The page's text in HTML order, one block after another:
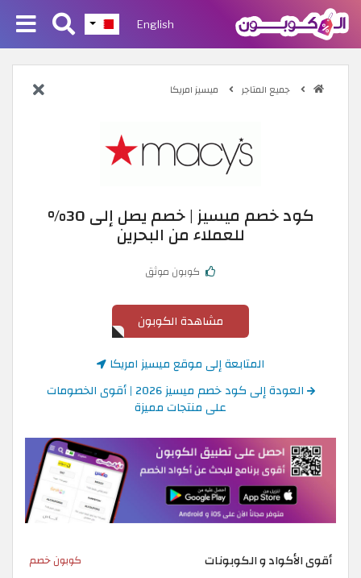
English
جميع المتاجر ميسيز امريكا
كود خصم ميسيز | خصم يصل إلى 30%
للعملاء من البحرين
كوبون موثق
مشاهدة الكوبون
المتابعة إلى موقع ميسيز امريكا
العودة إلى كود خصم ميسيز 2026 | أقوى الخصومات
على منتجات مميزة
أقوى الأكواد و الكوبونات كوبون خصم